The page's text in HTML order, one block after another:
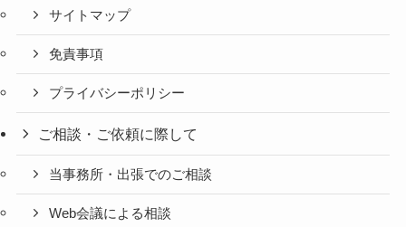
サイトマップ
免責事項
プライバシーポリシー
ご相談・ご依頼に際して
当事務所・出張でのご相談
Web会議による相談